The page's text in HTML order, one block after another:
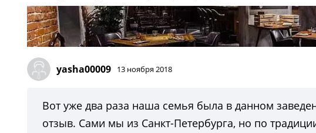
yasha00009 13 ноября 2018
Вот уже два раза наша семья была в данном
отзыв. Сами мы из Санкт-Петербурга, но по